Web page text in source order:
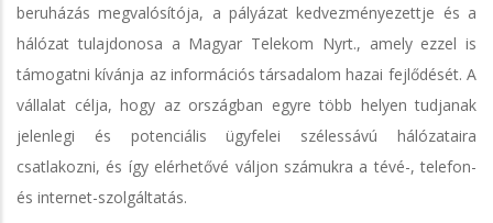
beruházás megvalósítója, a pályázat kedvezményezettje és a
hálózat tulajdonosa a Magyar Telekom Nyrt., amely ezzel is
támogatni kívánja az információs társadalom hazai fejlődését. A
vállalat célja, hogy az országban egyre több helyen tudjanak
jelenlegi és potenciális ügyfelei szélessávú hálózataira
csatlakozni, és így elérhetővé váljon számukra a tévé-, telefon-
és internet-szolgáltatás.